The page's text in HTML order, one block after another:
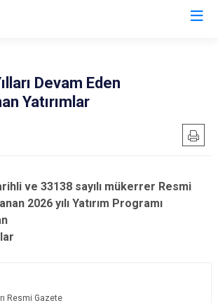
Devam Eden
Yatırımlar
ve 33138 sayılı mükerrer Resmi
2026 yılı Yatırım Programı
Resmi Gazete